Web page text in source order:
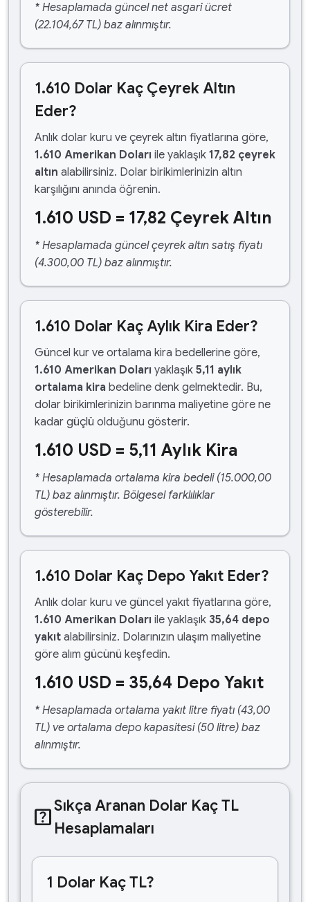
* Hesaplamada güncel net asgari ücret
(22.104,67 TL) baz alınmıştır.
1.610 Dolar Kaç Çeyrek Altın
Eder?
Anlık dolar kuru ve çeyrek altın fiyatlarına göre,
1.610 Amerikan Doları ile yaklaşık 17,82 çeyrek
altın alabilirsiniz. Dolar birikimlerinizin altın
karşılığını anında öğrenin.
1.610 USD = 17,82 Çeyrek Altın
* Hesaplamada güncel çeyrek altın satış fiyatı
(4.300,00 TL) baz alınmıştır.
1.610 Dolar Kaç Aylık Kira Eder?
Güncel kur ve ortalama kira bedellerine göre,
1.610 Amerikan Doları yaklaşık 5,11 aylık
ortalama kira bedeline denk gelmektedir. Bu,
dolar birikimlerinizin barınma maliyetine göre ne
kadar güçlü olduğunu gösterir.
1.610 USD = 5,11 Aylık Kira
* Hesaplamada ortalama kira bedeli (15.000,00
TL) baz alınmıştır. Bölgesel farklılıklar
gösterebilir.
1.610 Dolar Kaç Depo Yakıt Eder?
Anlık dolar kuru ve güncel yakıt fiyatlarına göre,
1.610 Amerikan Doları ile yaklaşık 35,64 depo
yakıt alabilirsiniz. Dolarınızın ulaşım maliyetine
göre alım gücünü keşfedin.
1.610 USD = 35,64 Depo Yakıt
* Hesaplamada ortalama yakıt litre fiyatı (43,00
TL) ve ortalama depo kapasitesi (50 litre) baz
alınmıştır.
help_centerSıkça Aranan Dolar Kaç TL
Hesaplamaları
1 Dolar Kaç TL?